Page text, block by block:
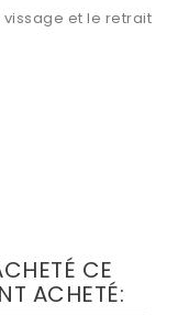
et le retrait
CE
ACHETÉ: